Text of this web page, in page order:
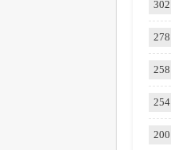
302
278
258
254
200